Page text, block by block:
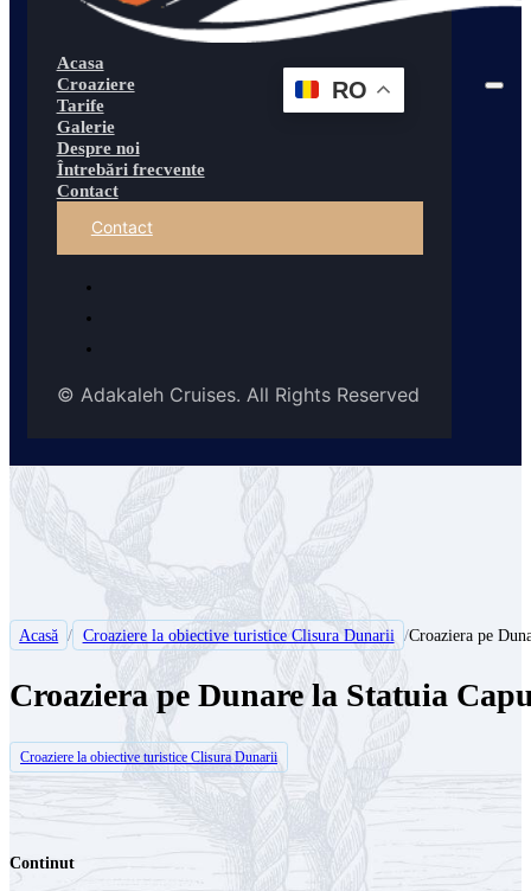
Acasa
Croaziere
Tarife
Galerie
Despre noi
Întrebări frecvente
Contact
Contact
© Adakaleh Cruises. All Rights Reserved
RO
Acasă / Croaziere la obiective turistice Clisura Dunarii /Croaziera pe
Croaziera pe Dunare la Statuia
Croaziere la obiective turistice Clisura Dunarii
Continut